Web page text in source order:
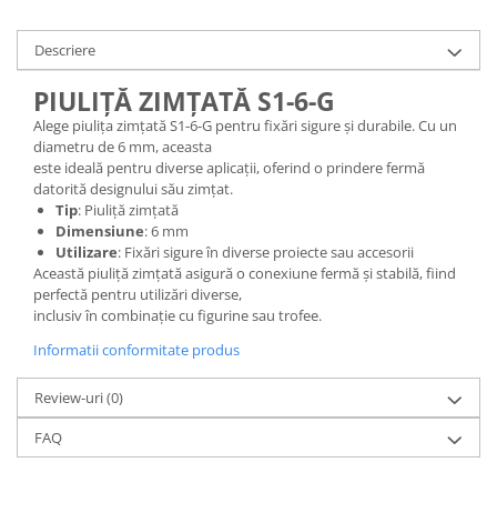
Descriere
PIULIȚĂ ZIMȚATĂ S1-6-G
Alege piulița zimțată S1-6-G pentru fixări sigure și durabile. Cu un
diametru de 6 mm, aceasta
este ideală pentru diverse aplicații, oferind o prindere fermă
datorită designului său zimțat.
Tip: Piuliță zimțată
Dimensiune: 6 mm
Utilizare: Fixări sigure în diverse proiecte sau accesorii
Această piuliță zimțată asigură o conexiune fermă și stabilă, fiind
perfectă pentru utilizări diverse,
inclusiv în combinație cu figurine sau trofee.
Informatii conformitate produs
Review-uri(0)
FAQ